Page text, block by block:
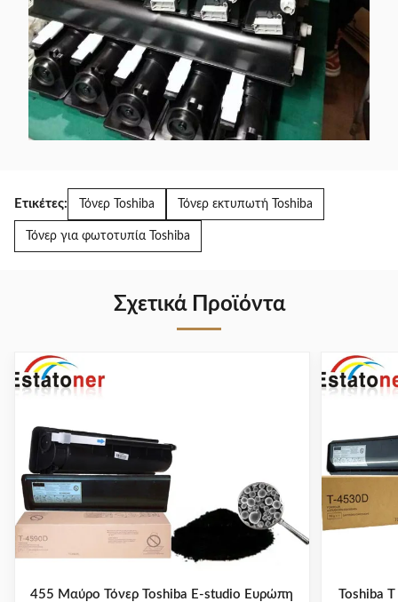
Ετικέτες: Τόνερ Toshiba Τόνερ εκτυπωτή Toshiba
Τόνερ για φωτοτυπία Toshiba
Σχετικά Προϊόντα
455 Μαύρο Τόνερ Toshiba E-studio Ευρώπη
Toshiba